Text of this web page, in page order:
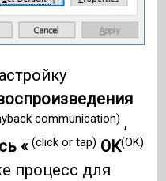
communication) ,
«(click or tap) ОК(OK)
процесс для